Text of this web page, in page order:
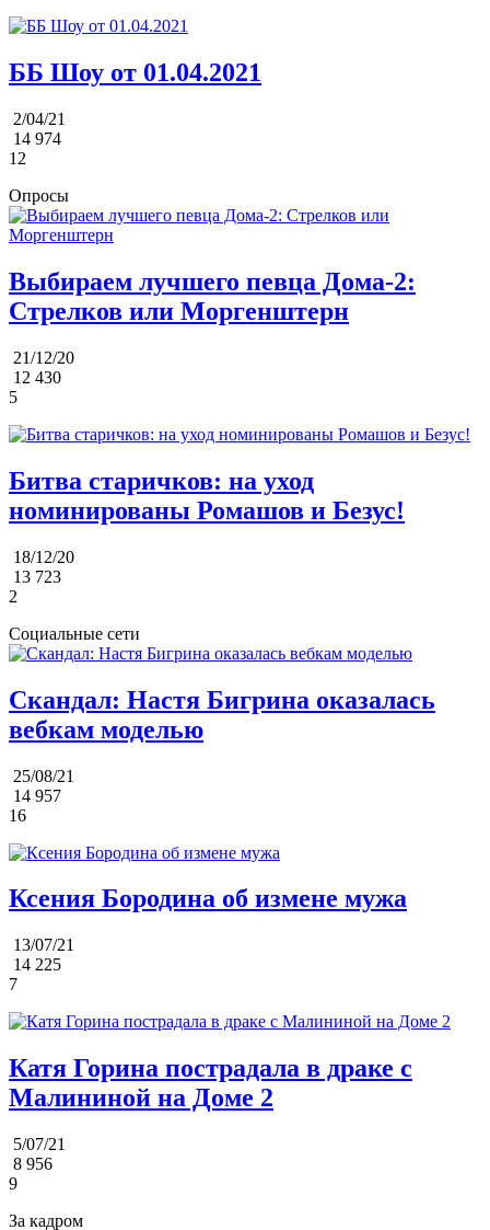
ББ Шоу от 01.04.2021
2/04/21
14 974
12
Опросы
Выбираем лучшего певца Дома-2:
Стрелков или Моргенштерн
21/12/20
12 430
5
Битва старичков: на уход
номинированы Ромашов и Безус!
18/12/20
13 723
2
Социальные сети
Скандал: Настя Бигрина оказалась
вебкам моделью
25/08/21
14 957
16
Ксения Бородина об измене мужа
13/07/21
14 225
7
Катя Горина пострадала в драке с
Малининой на Доме 2
5/07/21
8 956
9
За кадром